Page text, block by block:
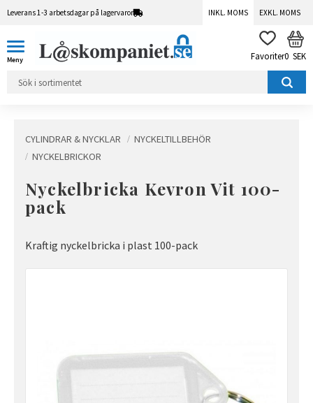
Leverans 1-3 arbetsdagar på lagervaror INKL. MOMS EXKL. MOMS
FAVORITER
0 SEK
CYLINDRAR & NYCKLAR
NYCKELTILLBEHÖR
NYCKELBRICKOR
Nyckelbricka Kevron Vit 100-
pack
Kraftig nyckelbricka i plast 100-pack